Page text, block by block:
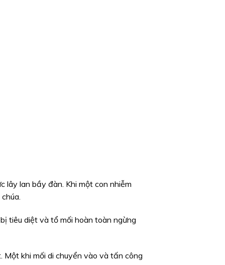
lây lan bầy đàn. Khi một con nhiễm
tiêu diệt và tổ mối hoàn toàn ngừng
khi mối di chuyển vào và tấn công